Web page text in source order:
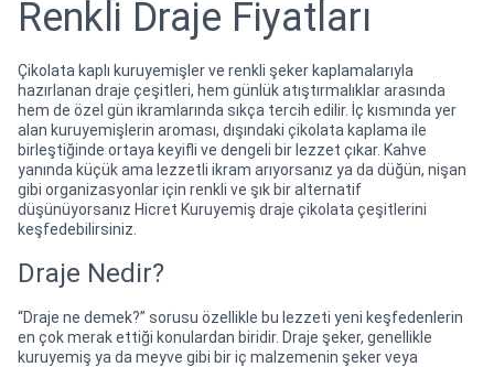
Renkli Draje Fiyatları
Çikolata kaplı kuruyemişler ve renkli şeker kaplamalarıyla
hazırlanan draje çeşitleri, hem günlük atıştırmalıklar arasında
hem de özel gün ikramlarında sıkça tercih edilir. İç kısmında yer
alan kuruyemişlerin aroması, dışındaki çikolata kaplama ile
birleştiğinde ortaya keyifli ve dengeli bir lezzet çıkar. Kahve
yanında küçük ama lezzetli ikram arıyorsanız ya da düğün, nişan
gibi organizasyonlar için renkli ve şık bir alternatif
düşünüyorsanız Hicret Kuruyemiş draje çikolata çeşitlerini
keşfedebilirsiniz.
Draje Nedir?
“Draje ne demek?” sorusu özellikle bu lezzeti yeni keşfedenlerin
en çok merak ettiği konulardan biridir. Draje şeker, genellikle
kuruyemiş ya da meyve gibi bir iç malzemenin şeker veya